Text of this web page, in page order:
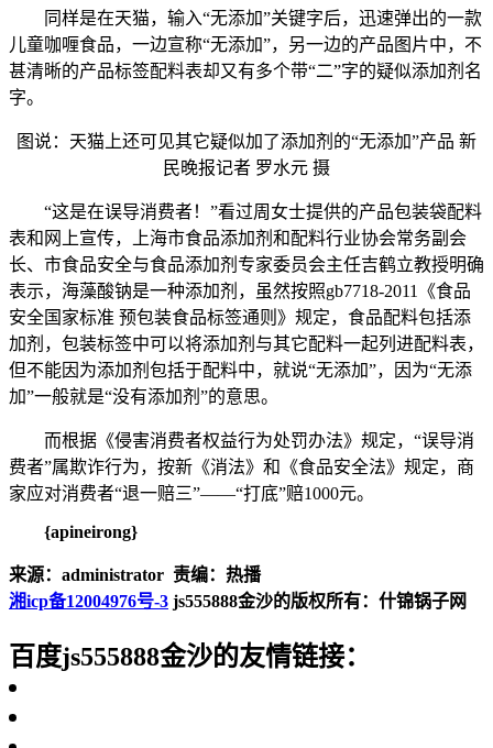
同样是在天猫，输入“无添加”关键字后，迅速弹出的一款
儿童咖喱食品，一边宣称“无添加”，另一边的产品图片中，不
甚清晰的产品标签配料表却又有多个带“二”字的疑似添加剂名
字。
图说：天猫上还可见其它疑似加了添加剂的“无添加”产品 新
民晚报记者 罗水元 摄
“这是在误导消费者！”看过周女士提供的产品包装袋配料
表和网上宣传，上海市食品添加剂和配料行业协会常务副会
长、市食品安全与食品添加剂专家委员会主任吉鹤立教授明确
表示，海藻酸钠是一种添加剂，虽然按照gb7718-2011《食品
安全国家标准 预包装食品标签通则》规定，食品配料包括添
加剂，包装标签中可以将添加剂与其它配料一起列进配料表，
但不能因为添加剂包括于配料中，就说“无添加”，因为“无添
加”一般就是“没有添加剂”的意思。
而根据《侵害消费者权益行为处罚办法》规定，“误导消
费者”属欺诈行为，按新《消法》和《食品安全法》规定，商
家应对消费者“退一赔三”——“打底”赔1000元。
{apineirong}
来源：administrator 责编：热播
湘icp备12004976号-3 js555888金沙的版权所有：什锦锅子网
百度js555888金沙的友情链接：